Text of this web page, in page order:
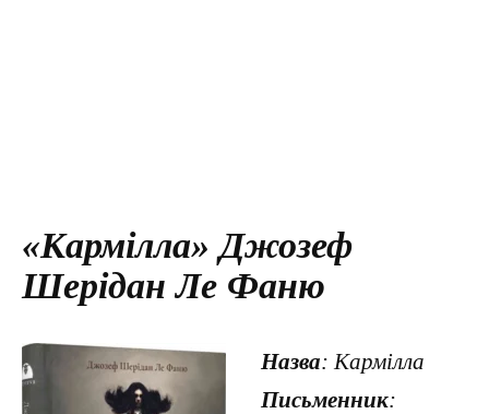
«Кармілла» Джозеф
Шерідан Ле Фаню
Назва: Кармілла
Письменник: